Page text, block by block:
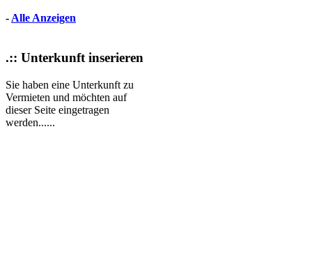
- Alle Anzeigen
.:: Unterkunft inserieren
Sie haben eine Unterkunft zu
Vermieten und möchten auf
dieser Seite eingetragen
werden......